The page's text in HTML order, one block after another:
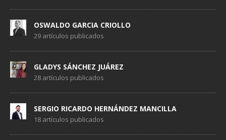
OSWALDO GARCIA CRIOLLO
29 artículos publicados
GLADYS SÁNCHEZ JUÁREZ
28 artículos publicados
SERGIO RICARDO HERNÁNDEZ MANCILLA
18 artículos publicados